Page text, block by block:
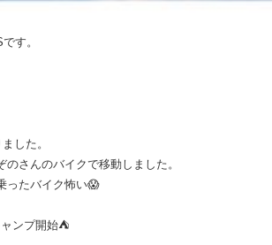
す。
した。
さんのバイクで移動しました。
ったバイク怖い😱
ンプ開始⛺️